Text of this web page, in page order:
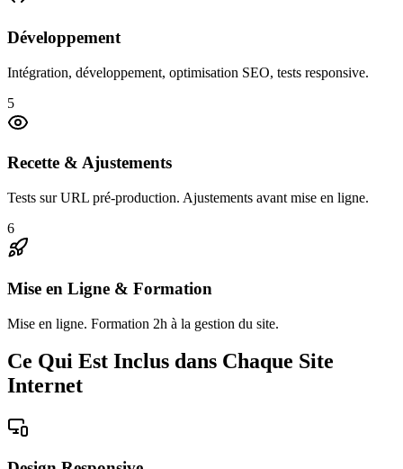
Développement
Intégration, développement, optimisation SEO, tests responsive.
5
Recette & Ajustements
Tests sur URL pré-production. Ajustements avant mise en ligne.
6
Mise en Ligne & Formation
Mise en ligne. Formation 2h à la gestion du site.
Ce Qui Est Inclus dans Chaque Site
Internet